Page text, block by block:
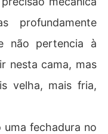
e encontrei a
Elas cercara
minha cicatriz, ten
"mendiga divorciad
que eu ia impl
Andorinha fazia.
profundamente
não pertencia à
nesta cama, mas
velha, mais fria,
fechadura no